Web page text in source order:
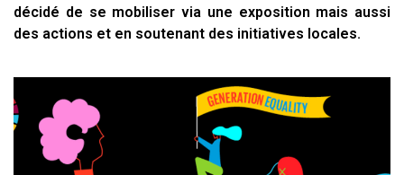
décidé de se mobiliser via une exposition mais aussi
des actions et en soutenant des initiatives locales.